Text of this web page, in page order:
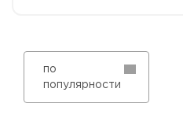
по
популярности